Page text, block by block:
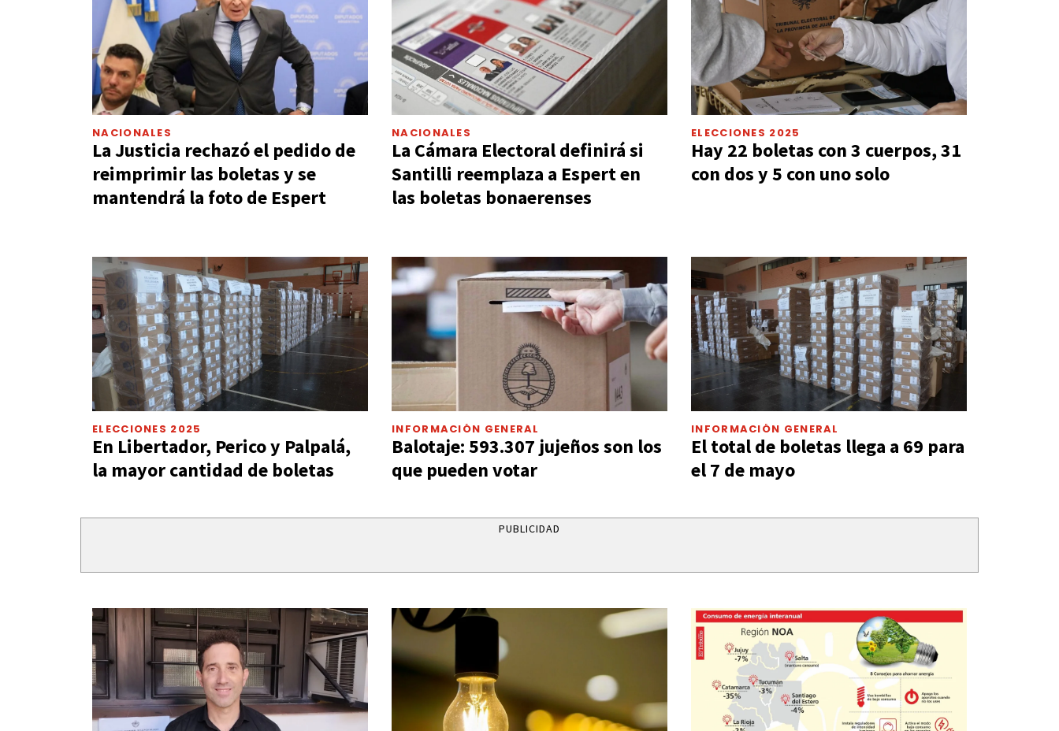
NACIONALES
La Justicia rechazó el pedido de
reimprimir las boletas y se
mantendrá la foto de Espert
NACIONALES
La Cámara Electoral definirá si
Santilli reemplaza a Espert en
las boletas bonaerenses
ELECCIONES 2025
Hay 22 boletas con 3 cuerpos, 31
con dos y 5 con uno solo
ELECCIONES 2025
En Libertador, Perico y Palpalá,
la mayor cantidad de boletas
INFORMACIÓN GENERAL
Balotaje: 593.307 jujeños son los
que pueden votar
INFORMACIÓN GENERAL
El total de boletas llega a 69 para
el 7 de mayo
PUBLICIDAD